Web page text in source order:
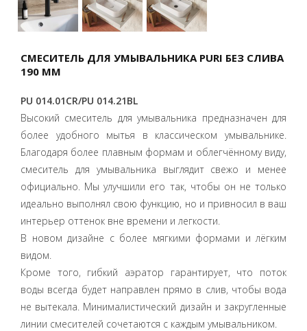
СМЕСИТЕЛЬ ДЛЯ УМЫВАЛЬНИКА PURI БЕЗ СЛИВА
190 ММ
PU 014.01CR/PU 014.21BL
Высокий смеситель для умывальника предназначен для
более удобного мытья в классическом умывальнике.
Благодаря более плавным формам и облегчённому виду,
смеситель для умывальника выглядит свежо и менее
официально. Мы улучшили его так, чтобы он не только
идеально выполнял свою функцию, но и привносил в ваш
интерьер оттенок вне времени и легкости.
В новом дизайне с более мягкими формами и лёгким
видом.
Кроме того, гибкий аэратор гарантирует, что поток
воды всегда будет направлен прямо в слив, чтобы вода
не вытекала. Минималистический дизайн и закругленные
линии смесителей сочетаются с каждым умывальником.